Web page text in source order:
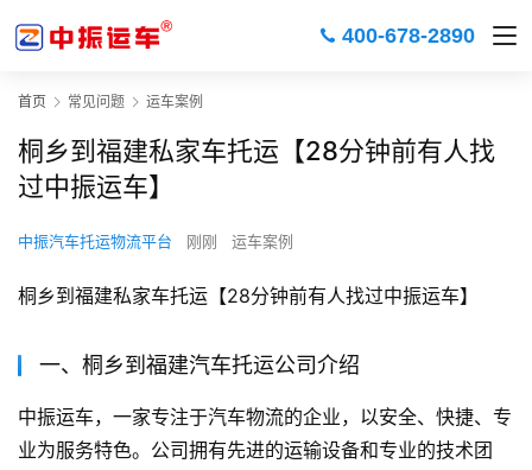
400-678-2890
首页 常见问题 运车案例
桐乡到福建私家车托运【28分钟前有人找
过中振运车】
中振汽车托运物流平台 刚刚 运车案例
桐乡到福建私家车托运【28分钟前有人找过中振运车】
一、桐乡到福建汽车托运公司介绍
中振运车，一家专注于汽车物流的企业，以安全、快捷、专
业为服务特色。公司拥有先进的运输设备和专业的技术团